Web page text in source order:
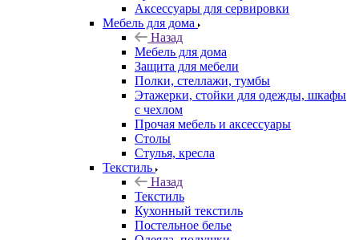
Аксессуары для сервировки
Мебель для дома
Назад
Мебель для дома
Защита для мебели
Полки, стеллажи, тумбы
Этажерки, стойки для одежды, шкафы
с чехлом
Прочая мебель и аксессуары
Столы
Стулья, кресла
Текстиль
Назад
Текстиль
Кухонный текстиль
Постельное белье